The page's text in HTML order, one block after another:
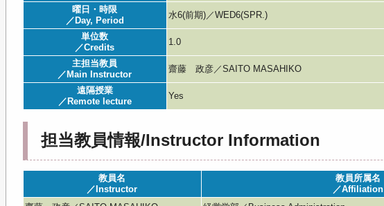
曜日・時限
／Day, Period
水6(前期)／WED6(SPR.)
単位数
／Credits
1.0
主担当教員
／Main Instructor
齋藤 政彦／SAITO MASAHIKO
遠隔授業
／Remote lecture
Yes
担当教員情報/Instructor Information
教員名
／Instructor
教員所属名
／Affiliation